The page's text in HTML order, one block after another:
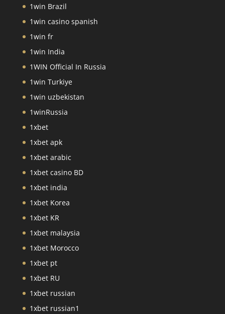
1win Brazil
1win casino spanish
1win fr
1win India
1WIN Official In Russia
1win Turkiye
1win uzbekistan
1winRussia
1xbet
1xbet apk
1xbet arabic
1xbet casino BD
1xbet india
1xbet Korea
1xbet KR
1xbet malaysia
1xbet Morocco
1xbet pt
1xbet RU
1xbet russian
1xbet russian1